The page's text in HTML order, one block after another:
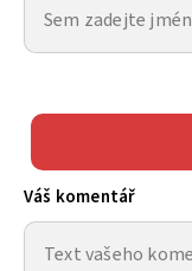
Váš komentář